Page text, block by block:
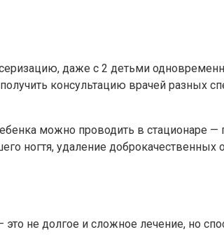
даже с 2 детьми
консультацию врачей разных
можно проводить в стационаре
ногтя, удаление
не долгое и сложное лечение, но